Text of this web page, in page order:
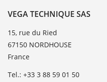
TeamViewer
À propos de VEGA
Contact
News
Presse
Blog
VEGA TECHNIQUE SAS
15, rue du Ried
67150 NORDHOUSE
France
Tel.: +33 3 88 59 01 50